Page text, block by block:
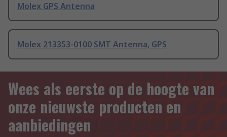
Molex GPS Antenna
Molex 213353-0100 SMT Antenna, GPS
Wees als eerste op de hoogte van
onze nieuwste producten en
aanbiedingen